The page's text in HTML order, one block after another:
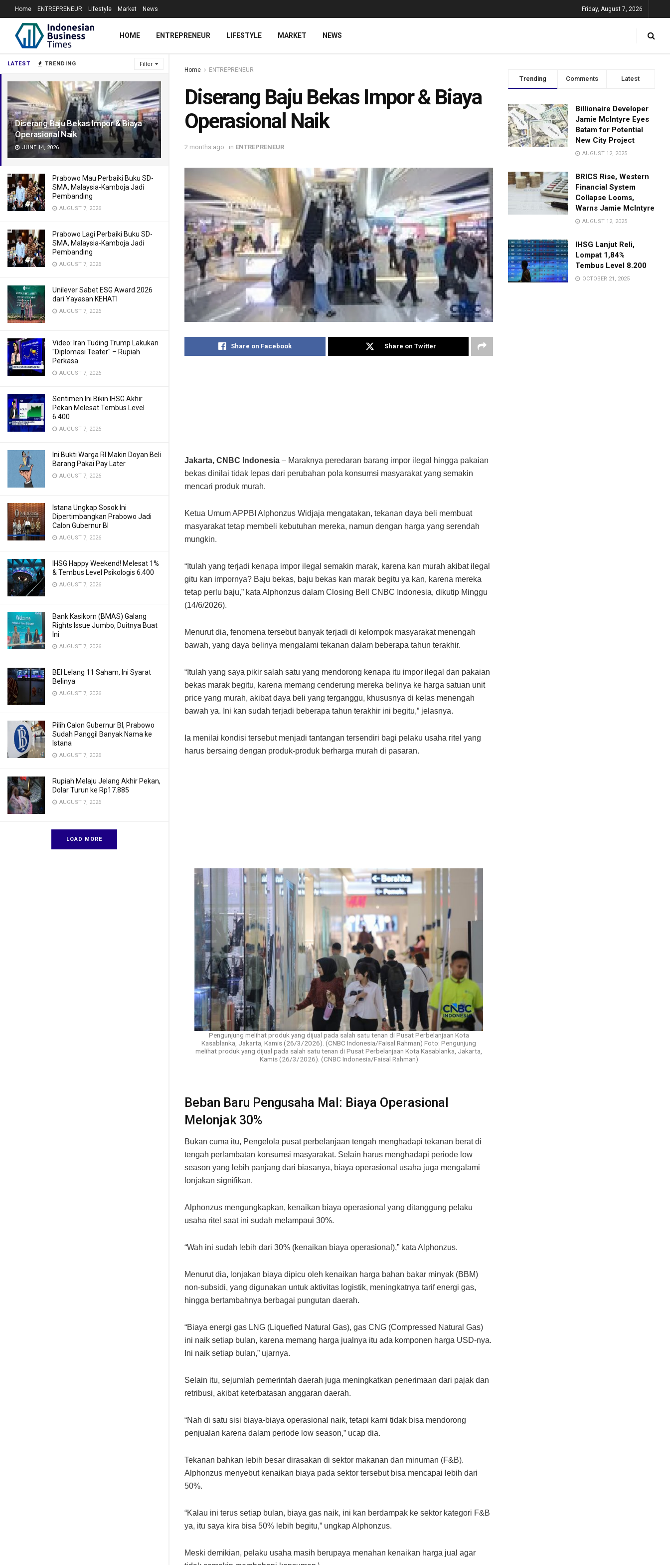
LATEST TRENDING Filter
Diserang Baju Bekas Impor & Biaya
Operasional Naik
JUNE 14, 2026
Prabowo Mau Perbaiki Buku SD-
SMA, Malaysia-Kamboja Jadi
Pembanding
AUGUST 7, 2026
Prabowo Lagi Perbaiki Buku SD-
SMA, Malaysia-Kamboja Jadi
Pembanding
AUGUST 7, 2026
Unilever Sabet ESG Award 2026
dari Yayasan KEHATI
AUGUST 7, 2026
Video: Iran Tuding Trump Lakukan
"Diplomasi Teater" – Rupiah
Perkasa
AUGUST 7, 2026
Sentimen Ini Bikin IHSG Akhir
Pekan Melesat Tembus Level
6.400
AUGUST 7, 2026
Ini Bukti Warga RI Makin Doyan Beli
Barang Pakai Pay Later
AUGUST 7, 2026
Istana Ungkap Sosok Ini
Dipertimbangkan Prabowo Jadi
Calon Gubernur BI
AUGUST 7, 2026
IHSG Happy Weekend! Melesat 1%
& Tembus Level Psikologis 6.400
AUGUST 7, 2026
Bank Kasikorn (BMAS) Galang
Rights Issue Jumbo, Duitnya Buat
Ini
AUGUST 7, 2026
BEI Lelang 11 Saham, Ini Syarat
Belinya
AUGUST 7, 2026
Pilih Calon Gubernur BI, Prabowo
Sudah Panggil Banyak Nama ke
Istana
AUGUST 7, 2026
Rupiah Melaju Jelang Akhir Pekan,
Dolar Turun ke Rp17.885
AUGUST 7, 2026
LOAD MORE
Home ENTREPRENEUR Lifestyle Market News Friday, August 7, 2026
HOME ENTREPRENEUR LIFESTYLE MARKET NEWS
Home ENTREPRENEUR
Diserang Baju Bekas Impor & Biaya
Operasional Naik
2 months ago in ENTREPRENEUR
Share on Facebook Share on Twitter
Jakarta, CNBC Indonesia – Maraknya peredaran barang impor ilegal hingga pakaian
bekas dinilai tidak lepas dari perubahan pola konsumsi masyarakat yang semakin
mencari produk murah.
Ketua Umum APPBI Alphonzus Widjaja mengatakan, tekanan daya beli membuat
masyarakat tetap membeli kebutuhan mereka, namun dengan harga yang serendah
mungkin.
“Itulah yang terjadi kenapa impor ilegal semakin marak, karena kan murah akibat ilegal
gitu kan impornya? Baju bekas, baju bekas kan marak begitu ya kan, karena mereka
tetap perlu baju,” kata Alphonzus dalam Closing Bell CNBC Indonesia, dikutip Minggu
(14/6/2026).
Menurut dia, fenomena tersebut banyak terjadi di kelompok masyarakat menengah
bawah, yang daya belinya mengalami tekanan dalam beberapa tahun terakhir.
“Itulah yang saya pikir salah satu yang mendorong kenapa itu impor ilegal dan pakaian
bekas marak begitu, karena memang cenderung mereka belinya ke harga satuan unit
price yang murah, akibat daya beli yang terganggu, khususnya di kelas menengah
bawah ya. Ini kan sudah terjadi beberapa tahun terakhir ini begitu,” jelasnya.
Ia menilai kondisi tersebut menjadi tantangan tersendiri bagi pelaku usaha ritel yang
harus bersaing dengan produk-produk berharga murah di pasaran.
Pengunjung melihat produk yang dijual pada salah satu tenan di Pusat Perbelanjaan Kota
Kasablanka, Jakarta, Kamis (26/3/2026). (CNBC Indonesia/Faisal Rahman) Foto: Pengunjung
melihat produk yang dijual pada salah satu tenan di Pusat Perbelanjaan Kota Kasablanka, Jakarta,
Kamis (26/3/2026). (CNBC Indonesia/Faisal Rahman)
Beban Baru Pengusaha Mal: Biaya Operasional
Melonjak 30%
Bukan cuma itu, Pengelola pusat perbelanjaan tengah menghadapi tekanan berat di
tengah perlambatan konsumsi masyarakat. Selain harus menghadapi periode low
season yang lebih panjang dari biasanya, biaya operasional usaha juga mengalami
lonjakan signifikan.
Alphonzus mengungkapkan, kenaikan biaya operasional yang ditanggung pelaku
usaha ritel saat ini sudah melampaui 30%.
“Wah ini sudah lebih dari 30% (kenaikan biaya operasional),” kata Alphonzus.
Menurut dia, lonjakan biaya dipicu oleh kenaikan harga bahan bakar minyak (BBM)
non-subsidi, yang digunakan untuk aktivitas logistik, meningkatnya tarif energi gas,
hingga bertambahnya berbagai pungutan daerah.
“Biaya energi gas LNG (Liquefied Natural Gas), gas CNG (Compressed Natural Gas)
ini naik setiap bulan, karena memang harga jualnya itu ada komponen harga USD-nya.
Ini naik setiap bulan,” ujarnya.
Selain itu, sejumlah pemerintah daerah juga meningkatkan penerimaan dari pajak dan
retribusi, akibat keterbatasan anggaran daerah.
“Nah di satu sisi biaya-biaya operasional naik, tetapi kami tidak bisa mendorong
penjualan karena dalam periode low season,” ucap dia.
Tekanan bahkan lebih besar dirasakan di sektor makanan dan minuman (F&B).
Alphonzus menyebut kenaikan biaya pada sektor tersebut bisa mencapai lebih dari
50%.
“Kalau ini terus setiap bulan, biaya gas naik, ini kan berdampak ke sektor kategori F&B
ya, itu saya kira bisa 50% lebih begitu,” ungkap Alphonzus.
Meski demikian, pelaku usaha masih berupaya menahan kenaikan harga jual agar
Trending Comments Latest
Billionaire Developer
Jamie McIntyre Eyes
Batam for Potential
New City Project
AUGUST 12, 2025
BRICS Rise, Western
Financial System
Collapse Looms,
Warns Jamie McIntyre
AUGUST 12, 2025
IHSG Lanjut Reli,
Lompat 1,84%
Tembus Level 8.200
OCTOBER 21, 2025